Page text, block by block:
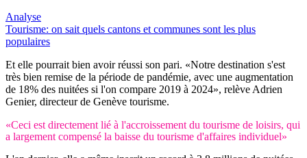
Analyse
Tourisme: on sait quels cantons et communes sont les plus
populaires
Et elle pourrait bien avoir réussi son pari. «Notre destination s'est
très bien remise de la période de pandémie, avec une augmentation
de 18% des nuitées si l'on compare 2019 à 2024», relève Adrien
Genier, directeur de Genève tourisme.
«Ceci est directement lié à l'accroissement du tourisme de loisirs, qui
a largement compensé la baisse du tourisme d'affaires individuel»